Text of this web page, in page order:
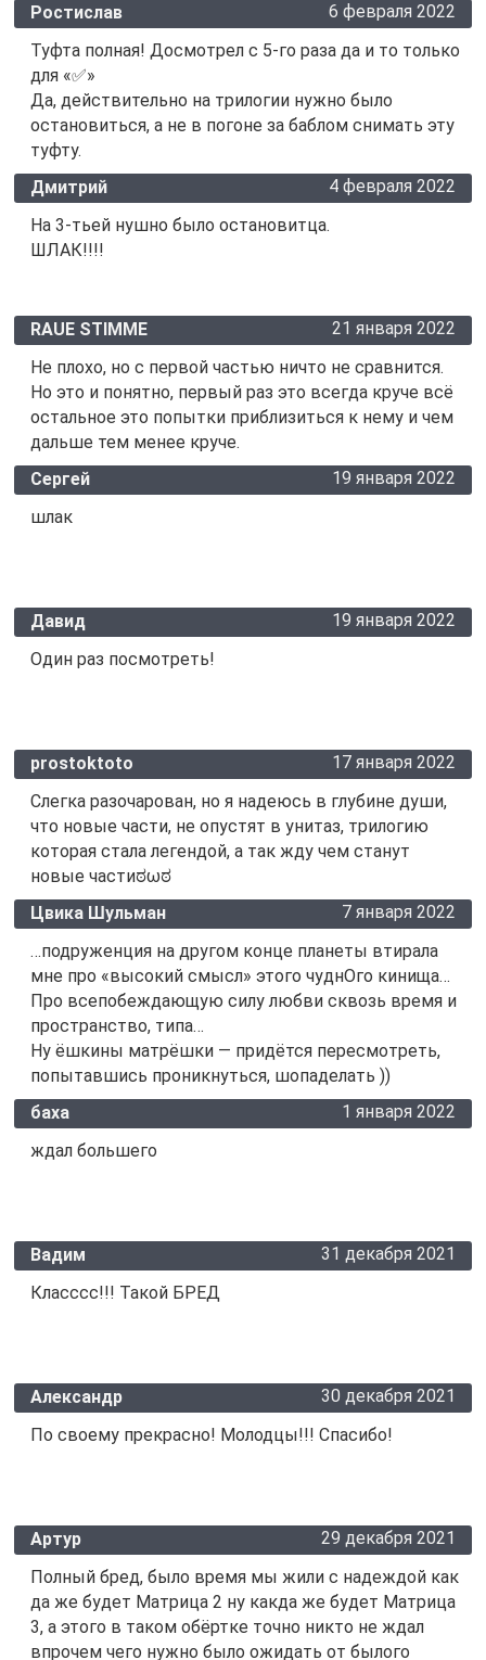
Ростислав
6 февраля 2022
Туфта полная! Досмотрел с 5-го раза да и то только
для «✅»
Да, действительно на трилогии нужно было
остановиться, а не в погоне за баблом снимать эту
туфту.
Дмитрий
4 февраля 2022
На 3-тьей нушно было остановитца.
ШЛАК!!!!
RAUE STIMME
21 января 2022
Не плохо, но с первой частью ничто не сравнится.
Но это и понятно, первый раз это всегда круче всё
остальное это попытки приблизиться к нему и чем
дальше тем менее круче.
Сергей
19 января 2022
шлак
Давид
19 января 2022
Один раз посмотреть!
prostoktoto
17 января 2022
Слегка разочарован, но я надеюсь в глубине души,
что новые части, не опустят в унитаз, трилогию
которая стала легендой, а так жду чем станут
новые частиಠωಠ
Цвика Шульман
7 января 2022
…подруженция на другом конце планеты втирала
мне про «высокий смысл» этого чуднОго кинища…
Про всепобеждающую силу любви сквозь время и
пространство, типа…
Ну ёшкины матрёшки — придётся пересмотреть,
попытавшись проникнуться, шопаделать ))
баха
1 января 2022
ждал большего
Вадим
31 декабря 2021
Класссс!!! Такой БРЕД
Александр
30 декабря 2021
По своему прекрасно! Молодцы!!! Спасибо!
Артур
29 декабря 2021
Полный бред, было время мы жили с надеждой как
да же будет Матрица 2 ну какда же будет Матрица
3, а этого в таком обёртке точно никто не ждал
впрочем чего нужно было ожидать от былого